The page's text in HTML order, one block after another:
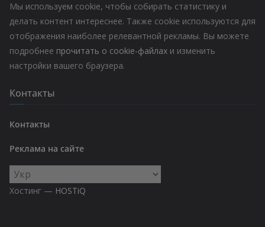
Мы используем cookie, чтобы собирать статистику и
делать контент интереснее. Также cookie используются для
отображения наиболее релевантной рекламы. Вы можете
подробнее прочитать о cookie-файлах и изменить
настройки вашего браузера.
Контакты
Контакты
Реклама на сайте
Выбрать
язык
Хостинг — HOSTiQ